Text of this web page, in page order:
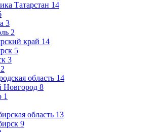
Татарстан 14
3
2
край 14
5
3
2
область 14
8
1
область 13
9